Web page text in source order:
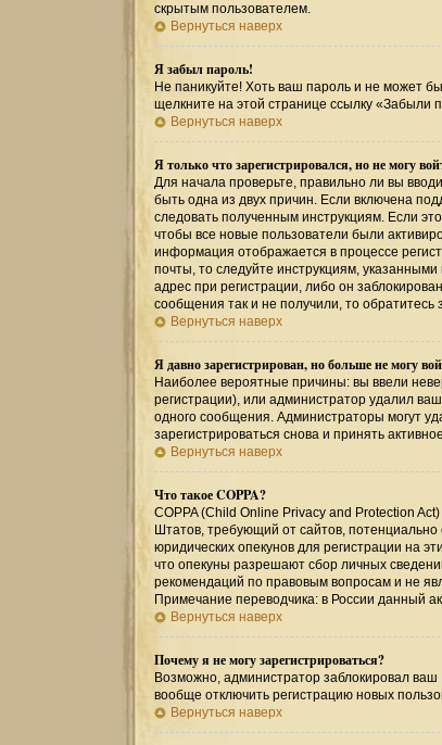
скрытым пользователем.
Вернуться наверх
Я забыл пароль!
Не паникуйте! Хоть ваш пароль и не может
щелкните на этой странице ссылку «Забыли
Вернуться наверх
Я только что зарегистрировался, но не могу
Для начала проверьте, правильно ли вы
быть одна из двух причин. Если включена
следовать полученным инструкциям. Если
чтобы все новые пользователи были
информация отображается в процессе
почты, то следуйте инструкциям,
адрес при регистрации, либо он
сообщения так и не получили, то
Вернуться наверх
Я давно зарегистрирован, но больше не могу
Наиболее вероятные причины: вы ввели
регистрации), или администратор удалил
одного сообщения. Администраторы могут
зарегистрироваться снова и принять
Вернуться наверх
Что такое COPPA?
COPPA (Child Online Privacy and Protection
Штатов, требующий от сайтов,
юридических опекунов для регистрации на
что опекуны разрешают сбор личных
рекомендаций по правовым вопросам и не
Примечание переводчика: в России данный
Вернуться наверх
Почему я не могу зарегистрироваться?
Возможно, администратор заблокировал
вообще отключить регистрацию новых
Вернуться наверх